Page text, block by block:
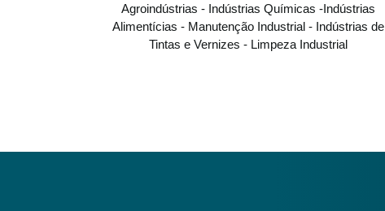
Agroindústrias - Indústrias Químicas -Indústrias
Alimentícias - Manutenção Industrial - Indústrias de
Tintas e Vernizes - Limpeza Industrial